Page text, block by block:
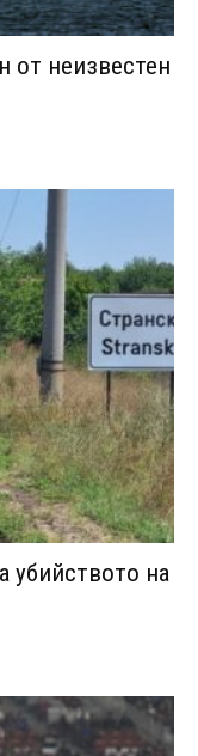
от неизвестен
убийството на